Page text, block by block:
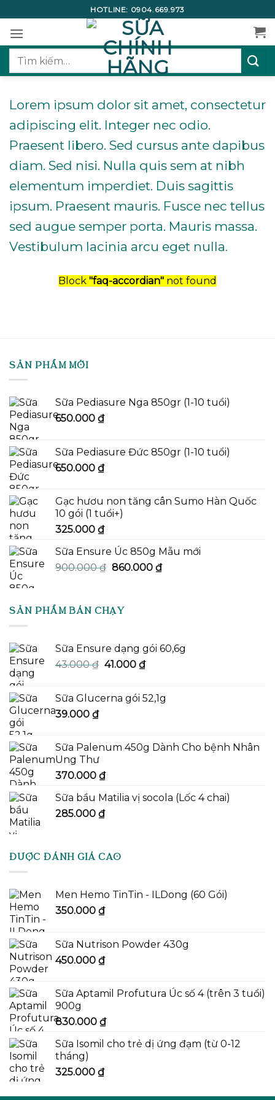
qua
nội
dung
HOTLINE: 0904.669.973
Tìm
Lorem ipsum dolor sit amet, consectetur
adipiscing elit. Integer nec odio.
Praesent libero. Sed cursus ante dapibus
diam. Sed nisi. Nulla quis sem at nibh
elementum imperdiet. Duis sagittis
ipsum. Praesent mauris. Fusce nec tellus
sed augue semper porta. Mauris massa.
Vestibulum lacinia arcu eget nulla.
Block "faq-accordian" not found
SẢN PHẨM MỚI
Sữa Pediasure Nga 850gr (1-10 tuổi)
650.000 ₫
Sữa Pediasure Đức 850gr (1-10 tuổi)
650.000 ₫
Gạc hươu non tăng cân Sumo Hàn Quốc
10 gói (1 tuổi+)
325.000 ₫
Sữa Ensure Úc 850g Mẫu mới
900.000₫ Giá
900.000 ₫.
860.000 ₫Giá
SẢN PHẨM BÁN CHẠY
Sữa Ensure dạng gói 60,6g
43.000₫ Giá
43.000 ₫.
41.000 ₫Giá
là:
Sữa Glucerna gói 52,1g
39.000 ₫
Sữa Palenum 450g Dành Cho bệnh Nhân
Ung Thư
370.000 ₫
Sữa bầu Matilia vị socola (Lốc 4 chai)
285.000 ₫
ĐƯỢC ĐÁNH GIÁ CAO
Men Hemo TinTin - ILDong (60 Gói)
350.000 ₫
Sữa Nutrison Powder 430g
450.000 ₫
Sữa Aptamil Profutura Úc số 4 (trên 3 tuổi)
900g
830.000 ₫
Sữa Isomil cho trẻ dị ứng đạm (từ 0-12
tháng)
325.000 ₫